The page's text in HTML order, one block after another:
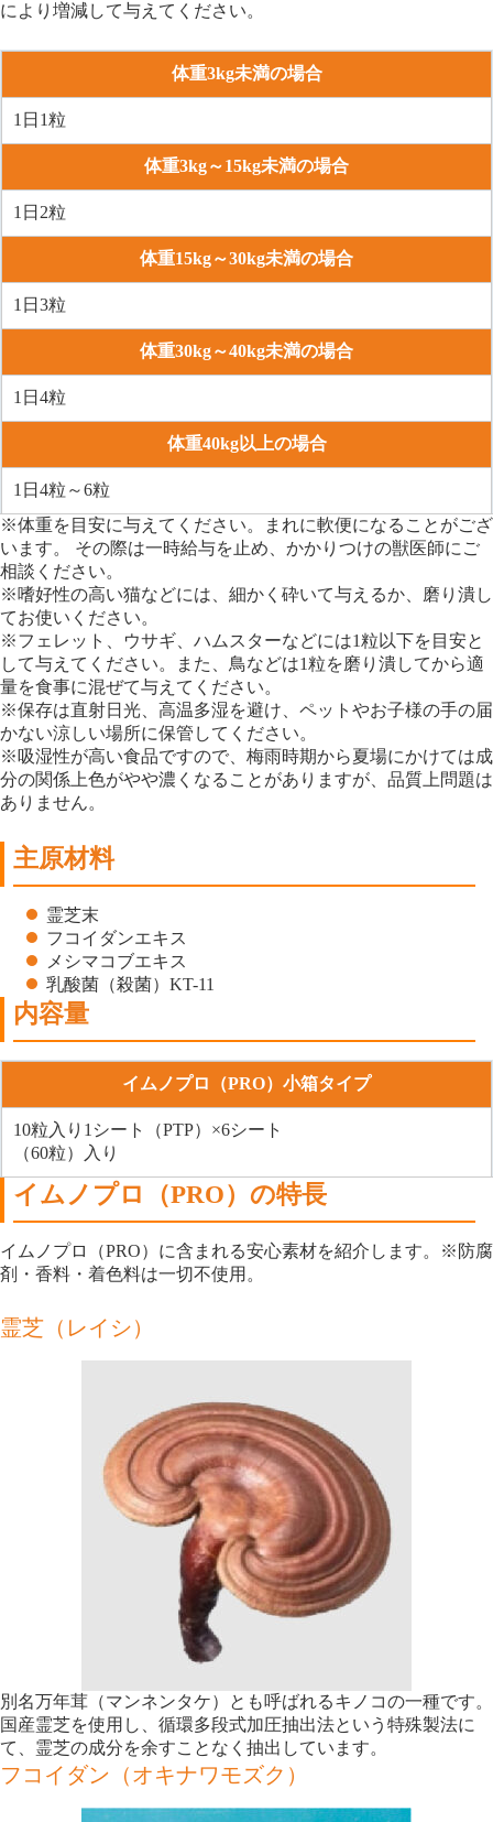
により増減して与えてください。
体重3kg未満の場合
1日1粒
体重3kg～15kg未満の場合
1日2粒
体重15kg～30kg未満の場合
1日3粒
体重30kg～40kg未満の場合
1日4粒
体重40kg以上の場合
1日4粒～6粒
※体重を目安に与えてください。まれに軟便になることがござ
います。 その際は一時給与を止め、かかりつけの獣医師にご
相談ください。
※嗜好性の高い猫などには、細かく砕いて与えるか、磨り潰し
てお使いください。
※フェレット、ウサギ、ハムスターなどには1粒以下を目安と
して与えてください。また、鳥などは1粒を磨り潰してから適
量を食事に混ぜて与えてください。
※保存は直射日光、高温多湿を避け、ペットやお子様の手の届
かない涼しい場所に保管してください。
※吸湿性が高い食品ですので、梅雨時期から夏場にかけては成
分の関係上色がやや濃くなることがありますが、品質上問題は
ありません。
主原材料
霊芝末
フコイダンエキス
メシマコブエキス
乳酸菌（殺菌）KT-11
内容量
イムノプロ（PRO）小箱タイプ
10粒入り1シート（PTP）×6シート
（60粒）入り
イムノプロ（PRO）の特長
イムノプロ（PRO）に含まれる安心素材を紹介します。※防腐
剤・香料・着色料は一切不使用。
霊芝（レイシ）
別名万年茸（マンネンタケ）とも呼ばれるキノコの一種です。
国産霊芝を使用し、循環多段式加圧抽出法という特殊製法に
て、霊芝の成分を余すことなく抽出しています。
フコイダン（オキナワモズク）